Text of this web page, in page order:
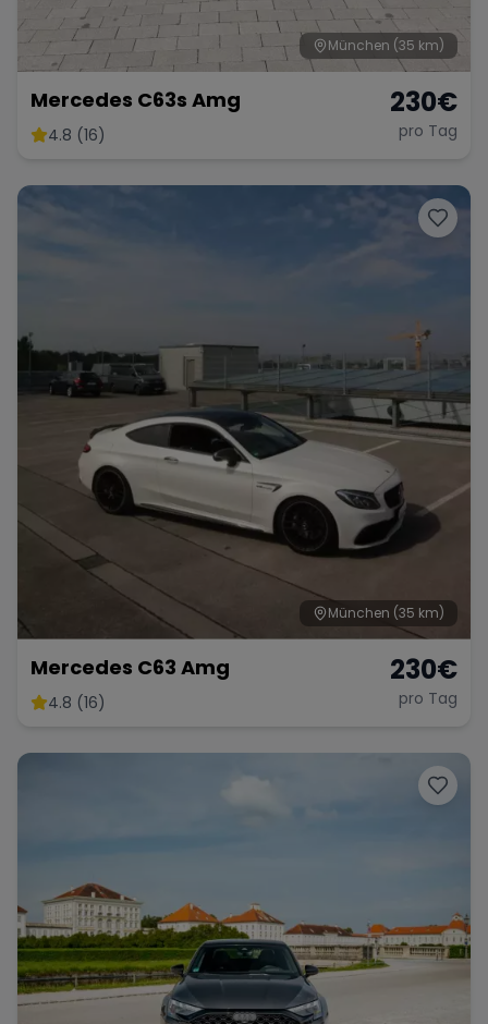
München (35 km)
Mercedes C63s Amg
4.8 (16)
230€
pro Tag
München (35 km)
Mercedes C63 Amg
4.8 (16)
230€
pro Tag